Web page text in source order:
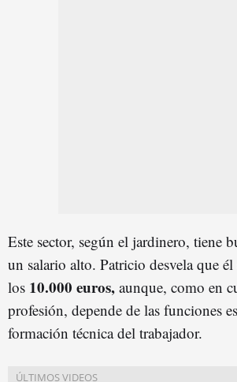
Este sector, según el jardinero, tiene
un salario alto. Patricio desvela que
los 10.000 euros, aunque, como en
profesión, depende de las funciones
formación técnica del trabajador.